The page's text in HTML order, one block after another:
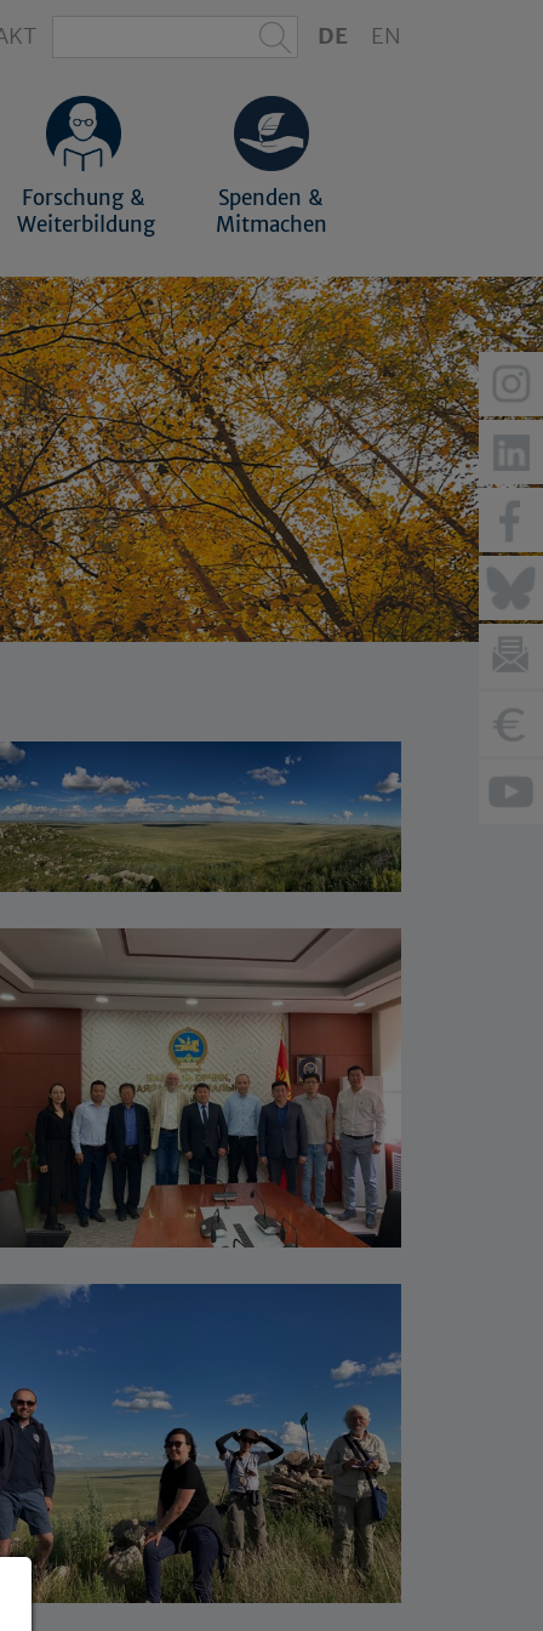
DE EN
Forschung &
Weiterbildung
Spenden &
Mitmachen